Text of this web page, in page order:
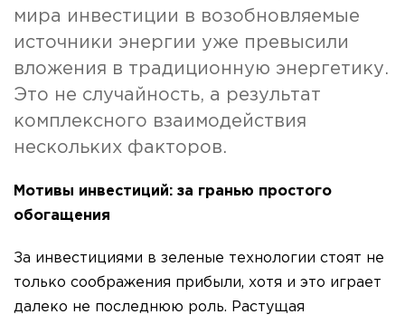
мира инвестиции в возобновляемые
источники энергии уже превысили
вложения в традиционную энергетику.
Это не случайность, а результат
комплексного взаимодействия
нескольких факторов.
Мотивы инвестиций: за гранью простого
обогащения
За инвестициями в зеленые технологии стоят не
только соображения прибыли, хотя и это играет
далеко не последнюю роль. Растущая